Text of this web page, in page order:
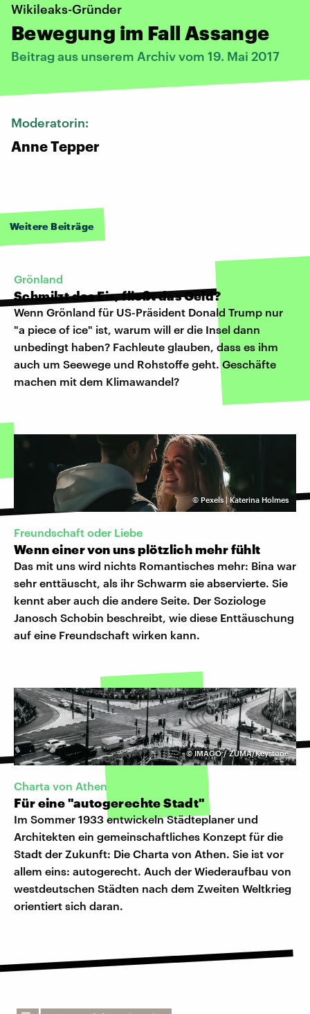
Wikileaks-Gründer
Bewegung im Fall Assange
Beitrag aus unserem Archiv vom 19. Mai 2017
Moderatorin:
Anne Tepper
Weitere Beiträge
Grönland
Schmilzt das Eis, fließt das Geld?
Wenn Grönland für US-Präsident Donald Trump nur
"a piece of ice" ist, warum will er die Insel dann
unbedingt haben? Fachleute glauben, dass es ihm
auch um Seewege und Rohstoffe geht. Geschäfte
machen mit dem Klimawandel?
© Pexels | Katerina Holmes
Freundschaft oder Liebe
Wenn einer von uns plötzlich mehr fühlt
Das mit uns wird nichts Romantisches mehr: Bina war
sehr enttäuscht, als ihr Schwarm sie abservierte. Sie
kennt aber auch die andere Seite. Der Soziologe
Janosch Schobin beschreibt, wie diese Enttäuschung
auf eine Freundschaft wirken kann.
©IMAGO / ZUMA/Keystone
Charta von Athen
Für eine "autogerechte Stadt"
Im Sommer 1933 entwickeln Städteplaner und
Architekten ein gemeinschaftliches Konzept für die
Stadt der Zukunft: Die Charta von Athen. Sie ist vor
allem eins: autogerecht. Auch der Wiederaufbau von
westdeutschen Städten nach dem Zweiten Weltkrieg
orientiert sich daran.